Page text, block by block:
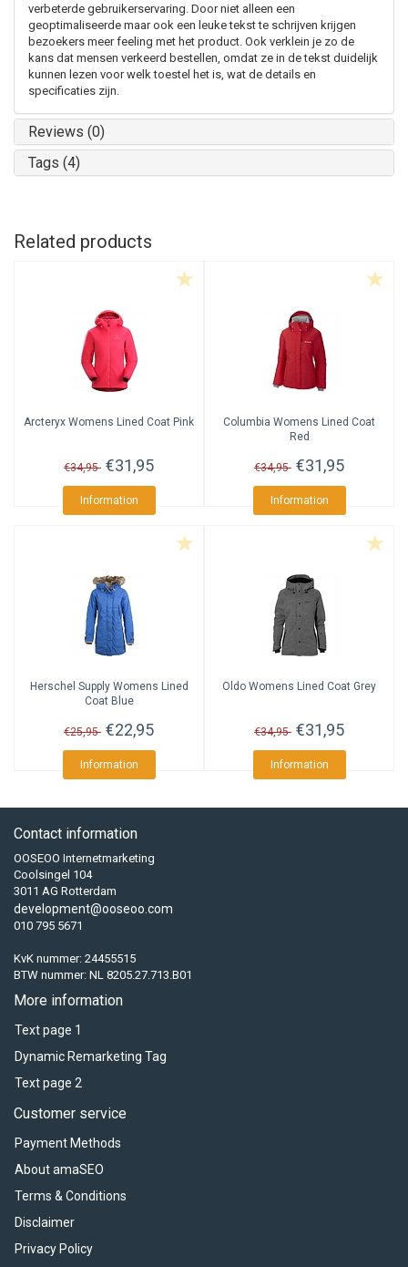
verbeterde gebruikerservaring. Door niet alleen een
geoptimaliseerde maar ook een leuke tekst te schrijven krijgen
bezoekers meer feeling met het product. Ook verklein je zo de
kans dat mensen verkeerd bestellen, omdat ze in de tekst duidelijk
kunnen lezen voor welk toestel het is, wat de details en
specificaties zijn.
Reviews (0)
Tags (4)
Related products
Arcteryx Womens Lined Coat Pink
€34,95 €31,95
Information
Columbia Womens Lined Coat
Red
€34,95 €31,95
Information
Herschel SupplyWomens Lined
Coat Blue
€25,95 €22,95
Information
Oldo Womens Lined Coat Grey
€34,95 €31,95
Information
Contact information
OOSEOO Internetmarketing
Coolsingel 104
3011 AG Rotterdam
development@ooseoo.com
010 795 5671
KvK nummer: 24455515
BTW nummer: NL 8205.27.713.B01
More information
Text page 1
Dynamic Remarketing Tag
Text page 2
Customer service
Payment Methods
About amaSEO
Terms & Conditions
Disclaimer
Privacy Policy